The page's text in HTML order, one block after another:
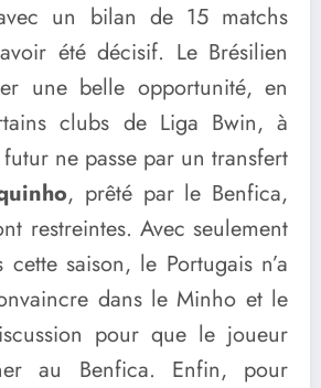
un bilan de 15 matchs
été décisif. Le Brésilien
une belle opportunité, en
clubs de Liga Bwin, à
ne passe par un transfert
, prêté par le Benfica,
restreintes. Avec seulement
saison, le Portugais n’a
dans le Minho et le
pour que le joueur
au Benfica. Enfin, pour